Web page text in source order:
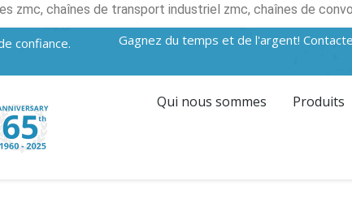
zmc, chaînes de transport industriel zmc, chaînes de
confiance.
Gagnez du temps et de l'argent!
Qui nous sommes Produits